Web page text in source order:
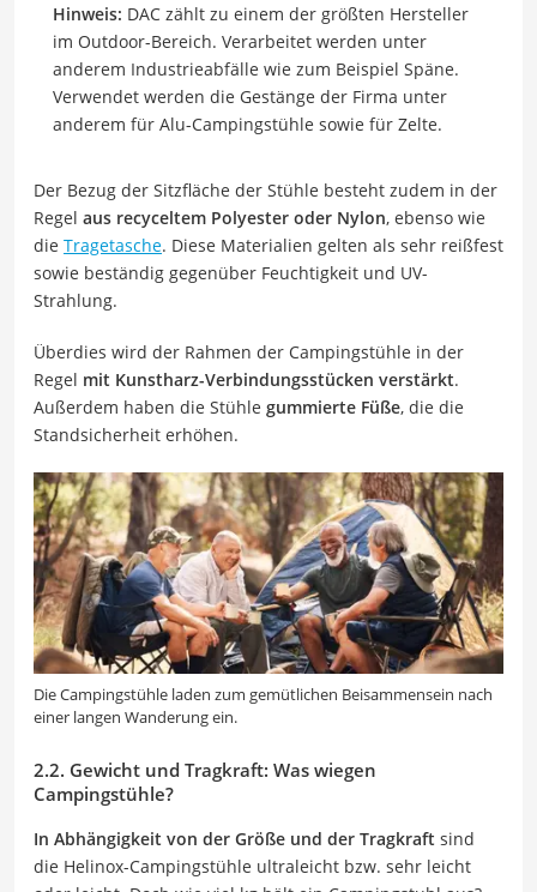
Hinweis: DAC zählt zu einem der größten Hersteller
im Outdoor-Bereich. Verarbeitet werden unter
anderem Industrieabfälle wie zum Beispiel Späne.
Verwendet werden die Gestänge der Firma unter
anderem für Alu-Campingstühle sowie für Zelte.
Der Bezug der Sitzfläche der Stühle besteht zudem in der
Regel aus recyceltem Polyester oder Nylon, ebenso wie
die Tragetasche. Diese Materialien gelten als sehr reißfest
sowie beständig gegenüber Feuchtigkeit und UV-
Strahlung.
Überdies wird der Rahmen der Campingstühle in der
Regel mit Kunstharz-Verbindungsstücken verstärkt.
Außerdem haben die Stühle gummierte Füße, die die
Standsicherheit erhöhen.
Die Campingstühle laden zum gemütlichen Beisammensein nach
einer langen Wanderung ein.
2.2. Gewicht und Tragkraft: Was wiegen
Campingstühle?
In Abhängigkeit von der Größe und der Tragkraft sind
die Helinox-Campingstühle ultraleicht bzw. sehr leicht